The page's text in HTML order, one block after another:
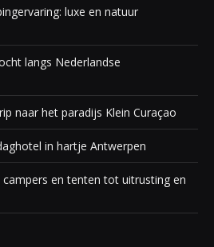
luxe en natuur
langs Nederlandse
naar het paradijs Klein Curaçao
in hartje Antwerpen
en tenten tot uitrusting en